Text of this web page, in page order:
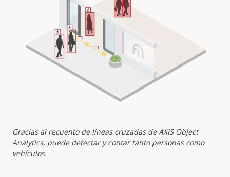
Gracias al recuento de líneas cruzadas de AXIS Object
Analytics, puede detectar y contar tanto personas como
vehículos.